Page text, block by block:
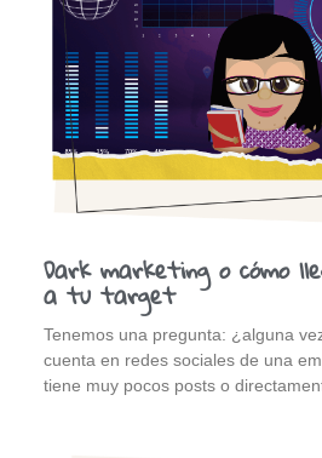
Dark marketing o cómo
a tu target
Tenemos una pregunta: ¿alguna
cuenta en redes sociales de una
tiene muy pocos posts o